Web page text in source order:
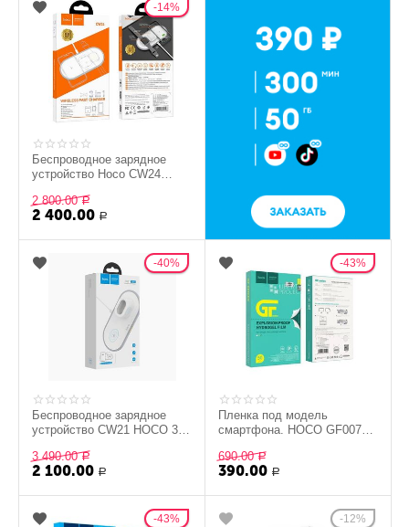
14%
Беспроводное зарядное
устройство Hoco CW24
зарядная станция...
2 800.00 Р
2 400.00 Р
40%
Беспроводное зарядное
устройство CW21 HOCO 3 в
3 490.00 Р
2 100.00 Р
43%
Пленка под модель
смартфона. HOCO GF007
высокая цветопередача,...
690.00 Р
390.00 Р
43% 12%